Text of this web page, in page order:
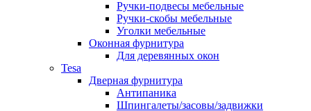
Ручки-подвесы мебельные
Ручки-скобы мебельные
Уголки мебельные
Оконная фурнитура
Для деревянных окон
Tesa
Дверная фурнитура
Антипаника
Шпингалеты/засовы/задвижки